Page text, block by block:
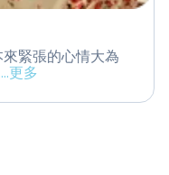
緊張的心情大為
更多